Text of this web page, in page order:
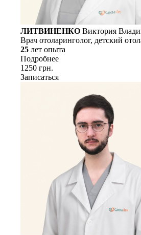
ЛИТВИНЕНКО Виктория
Врач отоларинголог, детский
25 лет опыта
Подробнее
1250 грн.
Записаться